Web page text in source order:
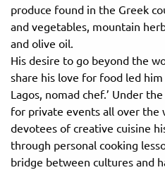
produce found in the Greek
and vegetables, mountain
and olive oil.
His desire to go beyond the
share his love for food led
Lagos, nomad chef.’ Under
for private events all over the
devotees of creative cuisine
through personal cooking
bridge between cultures and